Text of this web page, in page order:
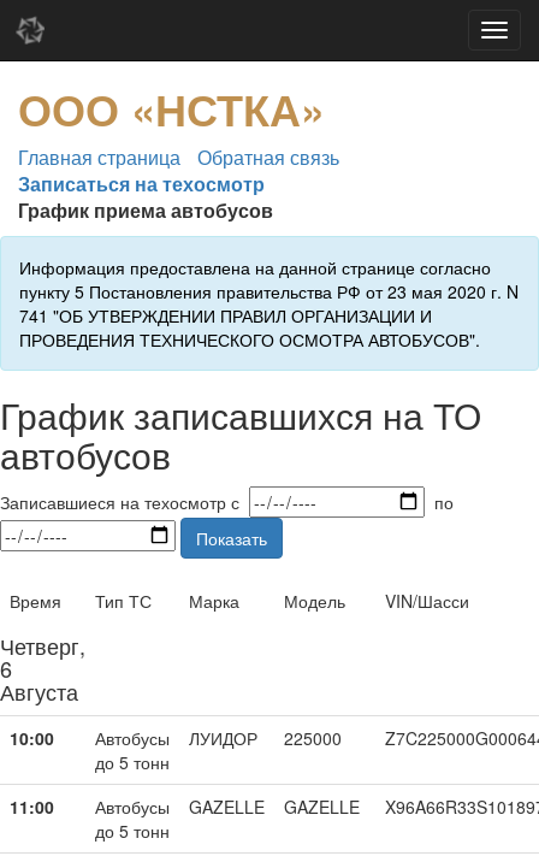
ООО «НСТКА»
Главная страница
Обратная связь
Записаться на техосмотр
График приема автобусов
Информация предоставлена на данной странице согласно
пункту 5 Постановления правительства РФ от 23 мая 2020 г. N
741 "ОБ УТВЕРЖДЕНИИ ПРАВИЛ ОРГАНИЗАЦИИ И
ПРОВЕДЕНИЯ ТЕХНИЧЕСКОГО ОСМОТРА АВТОБУСОВ".
График записавшихся на ТО
автобусов
Записавшиеся на техосмотр с
по
Показать
Время Тип ТС Марка Модель VIN/Шасси
Четверг,
6
Августа
10:00
Автобусы
до 5 тонн
ЛУИДОР 225000
11:00
Автобусы
до 5 тонн
GAZELLE GAZELLE